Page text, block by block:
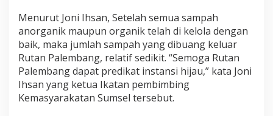
Menurut Joni Ihsan, Setelah semua sampah
anorganik maupun organik telah di kelola dengan
baik, maka jumlah sampah yang dibuang keluar
Rutan Palembang, relatif sedikit. “Semoga Rutan
Palembang dapat predikat instansi hijau,” kata Joni
Ihsan yang ketua Ikatan pembimbing
Kemasyarakatan Sumsel tersebut.